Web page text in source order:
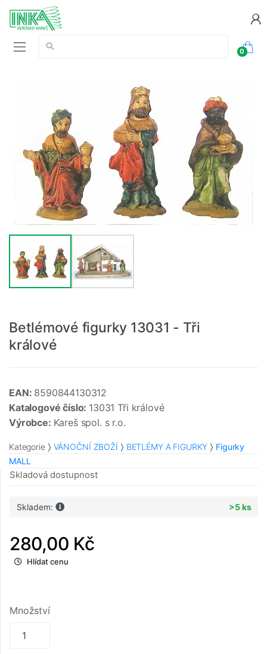
Vyhledávání:
0
Betlémové figurky 13031 - Tři
králové
EAN: 8590844130312
Katalogové číslo: 13031 Tři králové
Výrobce: Kareš spol. s r.o.
Kategorie VÁNOČNÍ ZBOŽÍ BETLÉMY A FIGURKY
Figurky
MALL
Skladová dostupnost
Skladem: >5 ks
280,00 Kč
Hlídat cenu
Množství